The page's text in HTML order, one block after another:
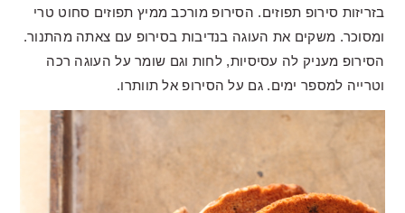
בזריזות סירופ תפוזים. הסירופ מורכב ממיץ תפוזים סחוט טרי
ומסוכר. משקים את העוגה בנדיבות בסירופ עם צאתה מהתנור.
הסירופ מעניק לה עסיסיות, לחות וגם שומר על העוגה רכה
וטרייה למספר ימים. גם על הסירופ אל תוותרו.